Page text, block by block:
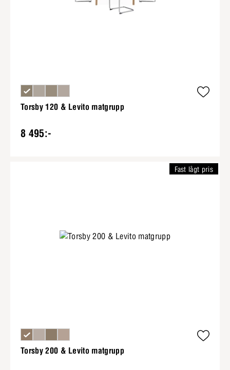
Torsby 120 & Levito matgrupp
8 495:-
Torsby 200 & Levito matgrupp
Fast lågt pris